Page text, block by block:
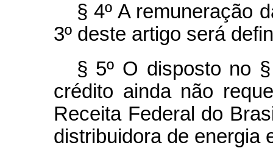
§ 4º A remuneração
3º deste artigo será
§ 5º O disposto no
crédito ainda não
Receita Federal do
distribuidora de energia